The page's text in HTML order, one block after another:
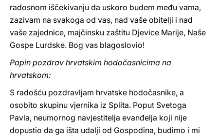
radosnom iščekivanju da uskoro budem među vama,
zazivam na svakoga od vas, nad vaše obitelji i nad
vaše zajednice, majčinsku zaštitu Djevice Marije, Naše
Gospe Lurdske. Bog vas blagoslovio!
Papin pozdrav hrvatskim hodočasnicima na
hrvatskom:
S radošću pozdravljam hrvatske hodočasnike, a
osobito skupinu vjernika iz Splita. Poput Svetoga
Pavla, neumornog navjestitelja evanđelja koji nije
dopustio da ga išta udalji od Gospodina, budimo i mi